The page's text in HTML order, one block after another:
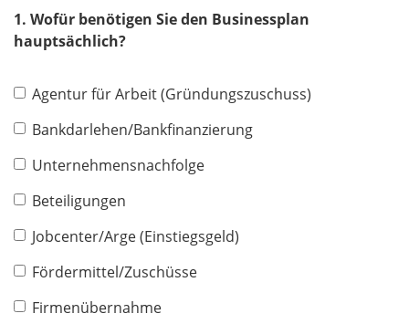
1. Wofür benötigen Sie den Businessplan
hauptsächlich?
Agentur für Arbeit (Gründungszuschuss)
Bankdarlehen/Bankfinanzierung
Unternehmensnachfolge
Beteiligungen
Jobcenter/Arge (Einstiegsgeld)
Fördermittel/Zuschüsse
Firmenübernahme